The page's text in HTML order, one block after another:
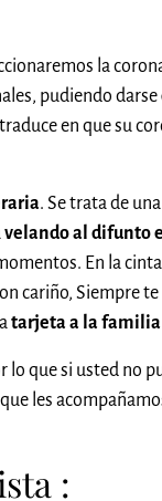
la
pudiendo darse
en que su
. Se trata de
velando al difunto
En la
cariño, Siempre
tarjeta a la familia
lo que si usted no
les
: